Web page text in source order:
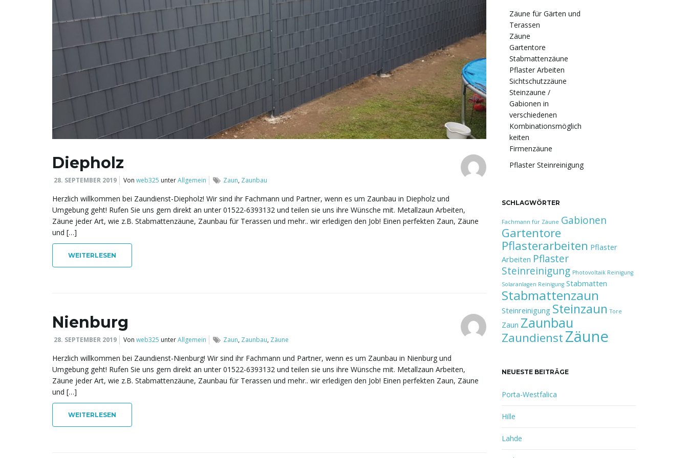
Diepholz
28. SEPTEMBER 2019 Von web325 unterAllgemein Zaun, Zaunbau
Herzlich willkommen bei Zaundienst-Diepholz! Wir sind ihr Fachmann und Partner, wenn es um Zaunbau in Diepholz und
Umgebung geht! Rufen Sie uns gern direkt an unter 01522-6393132 und teilen sie uns ihre Wünsche mit. Metallzaun Arbeiten,
Zäune jeder Art, wie z.B. Stabmattenzäune, Zaunbau für Terassen und mehr.. wir erledigen den Job! Einen perfekten Zaun, Zäune
und […]
WEITERLESEN
Nienburg
28. SEPTEMBER 2019 Von web325 unterAllgemein Zaun, Zaunbau, Zäune
Herzlich willkommen bei Zaundienst-Nienburg! Wir sind ihr Fachmann und Partner, wenn es um Zaunbau in Nienburg und
Umgebung geht! Rufen Sie uns gern direkt an unter 01522-6393132 und teilen sie uns ihre Wünsche mit. Metallzaun Arbeiten,
Zäune jeder Art, wie z.B. Stabmattenzäune, Zaunbau für Terassen und mehr.. wir erledigen den Job! Einen perfekten Zaun, Zäune
und […]
WEITERLESEN
Zäune für Gärten und
Terassen
Zäune
Gartentore
Stabmattenzäune
Pflaster Arbeiten
Sichtschutzzäune
Steinzaune /
Gabionen in
verschiedenen
Kombinationsmöglich
keiten
Firmenzäune
Pflaster Steinreinigung
SCHLAGWÖRTER
Fachmann für Zäune Gabionen
Gartentore
Pflasterarbeiten Pflaster
Arbeiten Pflaster
Steinreinigung Photovoltaik Reinigung
Solaranlagen Reinigung Stabmatten
Stabmattenzaun
Steinreinigung Steinzaun Tore
Zaun Zaunbau
ZaundienstZäune
NEUESTE BEITRÄGE
Porta-Westfalica
Hille
Lahde